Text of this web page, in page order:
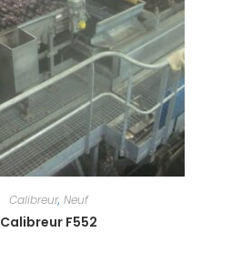
Calibreur, Neuf
Calibreur F552